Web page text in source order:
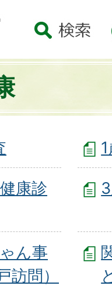
康診
ん事
訪問）